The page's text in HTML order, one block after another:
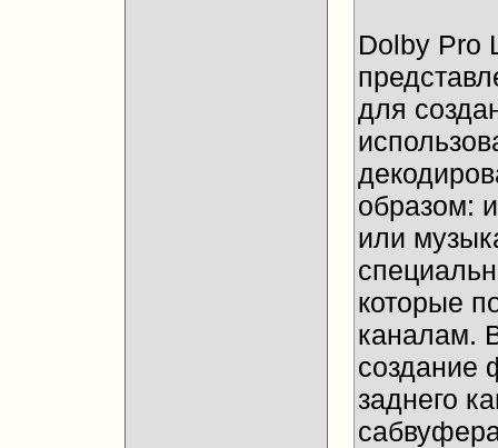
Dolby Pro
для
образом:
или
которые
каналам.
создание
заднего